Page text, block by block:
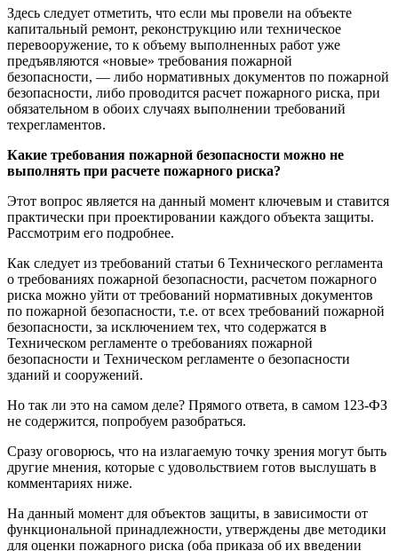
Здесь следует отметить, что если мы провели на объекте
капитальный ремонт, реконструкцию или техническое
перевооружение, то к объему выполненных работ уже
предъявляются «новые» требования пожарной
безопасности, — либо нормативных документов по пожарной
безопасности, либо проводится расчет пожарного риска, при
обязательном в обоих случаях выполнении требований
техрегламентов.
Какие требования пожарной безопасности можно не
выполнять при расчете пожарного риска?
Этот вопрос является на данный момент ключевым и ставится
практически при проектировании каждого объекта защиты.
Рассмотрим его подробнее.
Как следует из требований статьи 6 Технического регламента
о требованиях пожарной безопасности, расчетом пожарного
риска можно уйти от требований нормативных документов
по пожарной безопасности, т.е. от всех требований пожарной
безопасности, за исключением тех, что содержатся в
Техническом регламенте о требованиях пожарной
безопасности и Техническом регламенте о безопасности
зданий и сооружений.
Но так ли это на самом деле? Прямого ответа, в самом 123-ФЗ
не содержится, попробуем разобраться.
Сразу оговорюсь, что на излагаемую точку зрения могут быть
другие мнения, которые с удовольствием готов выслушать в
комментариях ниже.
На данный момент для объектов защиты, в зависимости от
функциональной принадлежности, утверждены две методики
для оценки пожарного риска (оба приказа об их введении